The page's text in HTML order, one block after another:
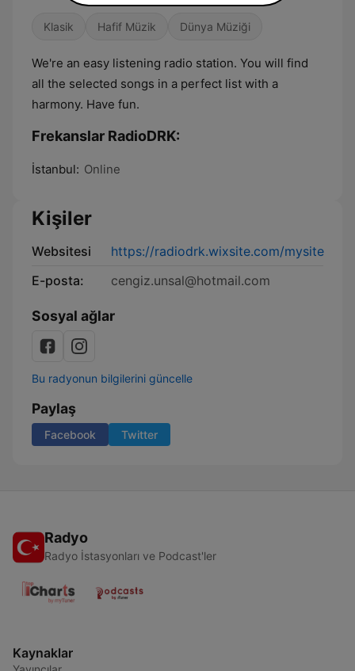
Klasik Hafif Müzik Dünya Müziği
We're an easy listening radio station. You will find
all the selected songs in a perfect list with a
harmony. Have fun.
Frekanslar RadioDRK:
İstanbul: Online
Kişiler
Websitesi
https://radiodrk.wixsite.com/mysite
E-posta:
cengiz.unsal@hotmail.com
Sosyal ağlar
Bu radyonun bilgilerini güncelle
Paylaş
Facebook Twitter
Radyo
Radyo İstasyonları ve Podcast'ler
Kaynaklar